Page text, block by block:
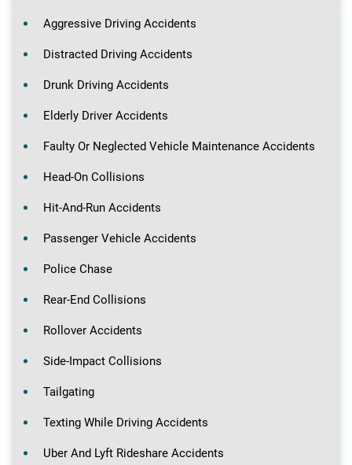
Aggressive Driving Accidents
Distracted Driving Accidents
Drunk Driving Accidents
Elderly Driver Accidents
Faulty Or Neglected Vehicle Maintenance Accidents
Head-On Collisions
Hit-And-Run Accidents
Passenger Vehicle Accidents
Police Chase
Rear-End Collisions
Rollover Accidents
Side-Impact Collisions
Tailgating
Texting While Driving Accidents
Uber And Lyft Rideshare Accidents